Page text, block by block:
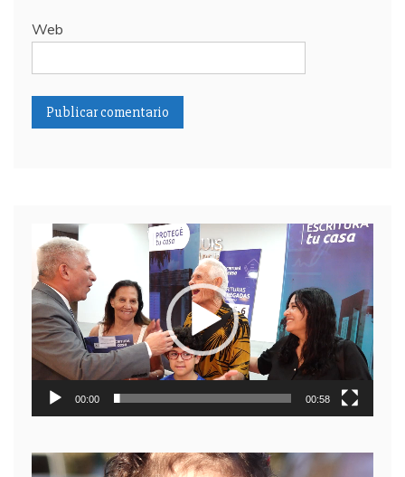
Web
Reproductor
de
video
00:00 00:58
Reproductor